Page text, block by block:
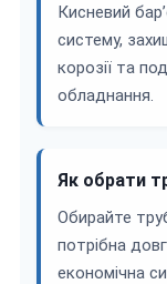
Кисневий
систему,
корозії та
обладнання.
Як обрати
Обирайте
потрібна
економічна